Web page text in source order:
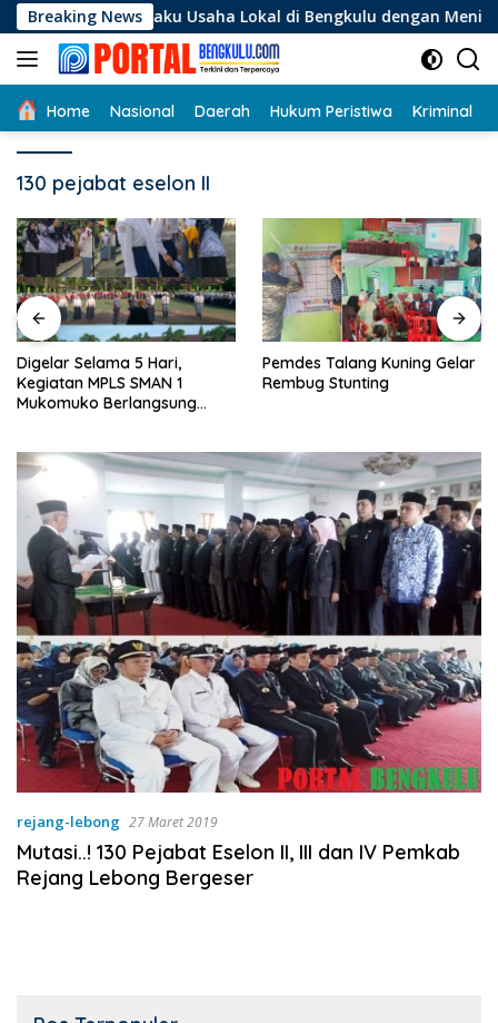
Langsung
ke
konten
Breaking News
Pelaku Usaha Lokal di Bengkulu dengan Meningkatkan
Home Nasional Daerah Hukum Peristiwa Kriminal
130 pejabat eselon II
Digelar Selama 5 Hari,
Kegiatan MPLS SMAN 1
Mukomuko Berlangsung
Pemdes Talang Kuning Gelar
Rembug Stunting
rejang-lebong 27 Maret 2019
Mutasi..! 130 Pejabat Eselon II, III dan IV Pemkab
Rejang Lebong Bergeser